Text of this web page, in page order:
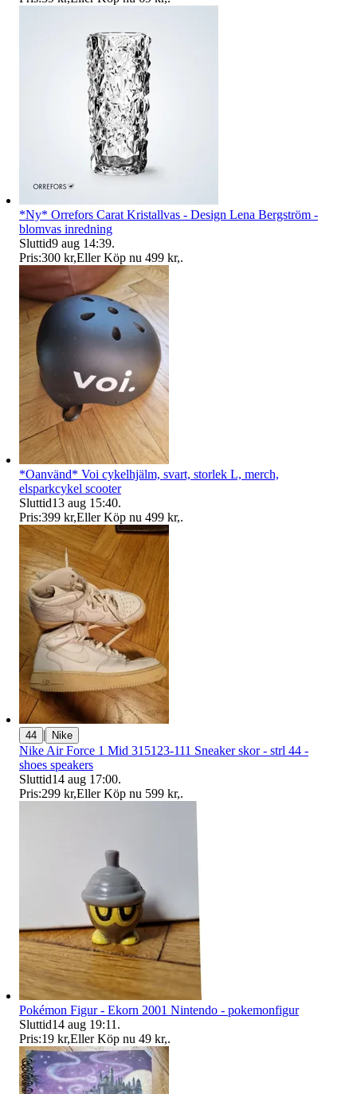
*Ny* Orrefors Carat Kristallvas - Design Lena Bergström -
blomvas inredning
Sluttid9 aug 14:39.
Pris:300 kr,Eller Köp nu 499 kr,.
*Oanvänd* Voi cykelhjälm, svart, storlek L, merch,
elsparkcykel scooter
Sluttid13 aug 15:40.
Pris:399 kr,Eller Köp nu 499 kr,.
44 | Nike
Nike Air Force 1 Mid 315123-111 Sneaker skor - strl 44 -
shoes speakers
Sluttid14 aug 17:00.
Pris:299 kr,Eller Köp nu 599 kr,.
Pokémon Figur - Ekorn 2001 Nintendo - pokemonfigur
Sluttid14 aug 19:11 .
Pris:19 kr,Eller Köp nu 49 kr,.